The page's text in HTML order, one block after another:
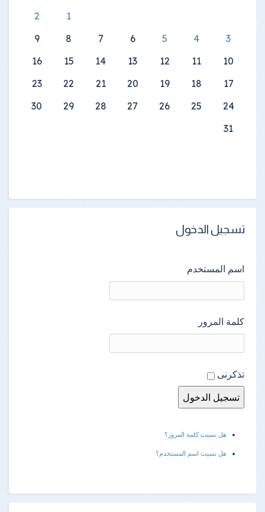
1
2
3
4
5
6
7
8
9
10
11
12
13
14
15
16
17
18
19
20
21
22
23
24
25
26
27
28
29
30
31
تسجيل الدخول
اسم المستخدم
كلمة المرور
تذكرنى
هل نسيت كلمة المرور؟
هل نسيت اسم المستخدم؟